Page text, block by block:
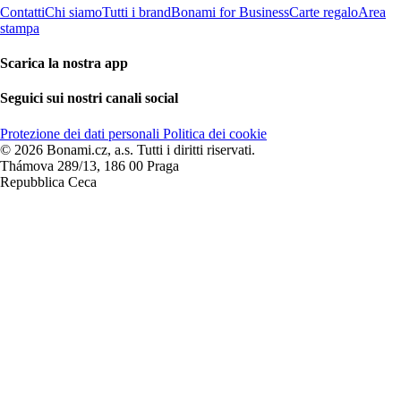
ContattiChi siamoTutti i brandBonami for BusinessCarte regaloArea
stampa
Scarica la nostra app
Seguici sui nostri canali social
Protezione dei dati personali Politica dei cookie
© 2026 Bonami.cz, a.s. Tutti i diritti riservati.
Thámova 289/13, 186 00 Praga
Repubblica Ceca